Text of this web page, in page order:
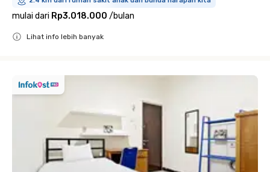
mulai dari Rp3.018.000 /bulan
Lihat info lebih banyak